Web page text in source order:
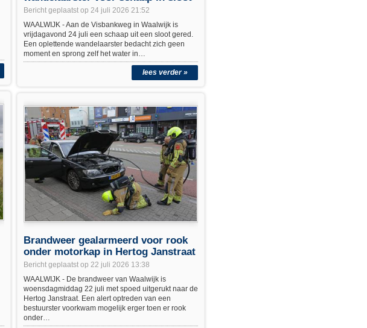
Bericht geplaatst op 24 juli 2026 21:52
WAALWIJK - Aan de Visbankweg in Waalwijk is
vrijdagavond 24 juli een schaap uit een sloot gered.
Een oplettende wandelaarster bedacht zich geen
moment en sprong zelf het water in…
lees verder »
Brandweer gealarmeerd voor rook
onder motorkap in Hertog Janstraat
Bericht geplaatst op 22 juli 2026 13:38
WAALWIJK - De brandweer van Waalwijk is
woensdagmiddag 22 juli met spoed uitgerukt naar de
Hertog Janstraat. Een alert optreden van een
bestuurster voorkwam mogelijk erger toen er rook
onder…